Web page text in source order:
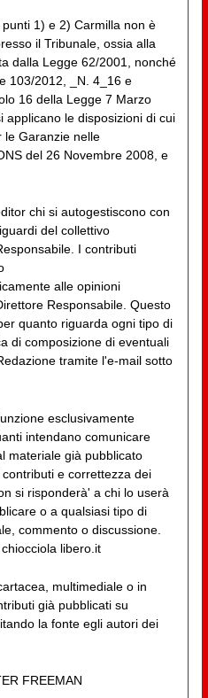
1) e 2) Carmilla non è
il Tribunale, ossia alla
dalla Legge 62/2001, nonché
103/2012, _N. 4_16 e
16 della Legge 7 Marzo
applicano le disposizioni di cui
le Garanzie nelle
del 26 Novembre 2008, e
chi si autogestiscono con
del collettivo
I contributi
alle opinioni
Responsabile. Questo
quanto riguarda ogni tipo di
di composizione di eventuali
tramite l'e-mail sotto
esclusivamente
intendano comunicare
materiale già pubblicato
e correttezza dei
si risponderà' a chi lo userà
o a qualsiasi tipo di
commento o discussione.
libero.it
multimediale o in
già pubblicati su
la fonte egli autori dei
FREEMAN